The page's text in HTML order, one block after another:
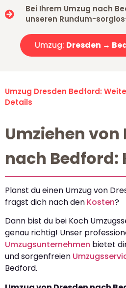
Bei Ihrem Umzug nach
unseren Rundum-
Umzug: Dresden →
Umzug Dresden Bedford:
Details
Umziehen von
nach Bedford:
Planst du einen Umzug von
fragst dich nach den Kosten?
Dann bist du bei Koch
genau richtig! Unser
Umzugsunternehmen bietet
und sorgenfreien
Bedford.